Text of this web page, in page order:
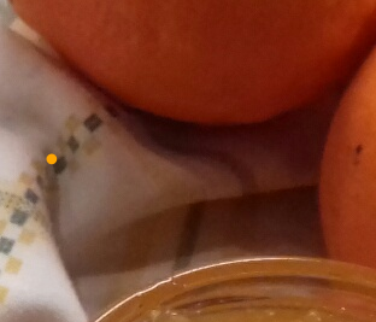
•
•